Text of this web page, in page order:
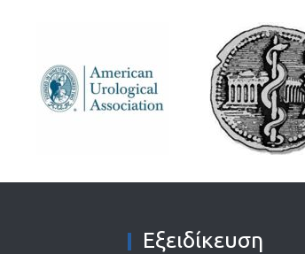
Εξειδίκευση